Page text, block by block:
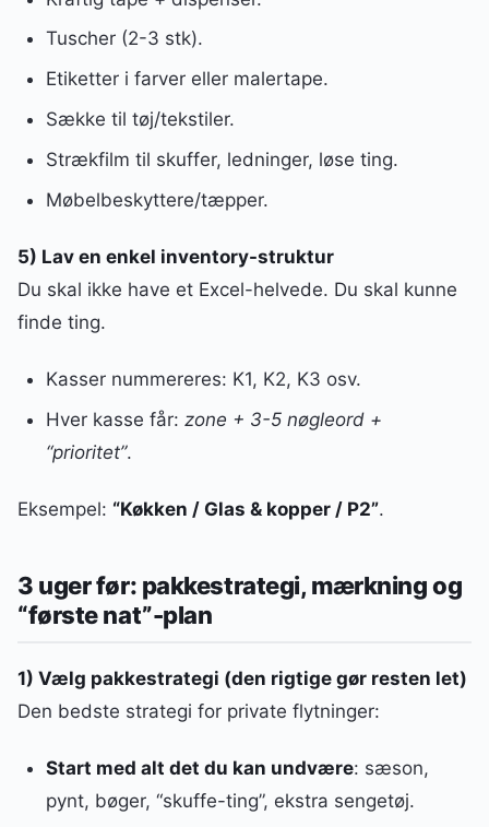
Tuscher (2-3 stk).
Etiketter i farver eller malertape.
Sække til tøj/tekstiler.
Strækfilm til skuffer, ledninger, løse ting.
Møbelbeskyttere/tæpper.
5) Lav en enkel inventory-struktur
Du skal ikke have et Excel-helvede. Du skal kunne
finde ting.
Kasser nummereres: K1, K2, K3 osv.
Hver kasse får: zone + 3-5 nøgleord +
“prioritet”.
Eksempel: “Køkken / Glas & kopper / P2”.
3 uger før: pakkestrategi, mærkning og
“første nat”-plan
1) Vælg pakkestrategi (den rigtige gør resten let)
Den bedste strategi for private flytninger:
Start med alt det du kan undvære: sæson,
pynt, bøger, “skuffe-ting”, ekstra sengetøj.